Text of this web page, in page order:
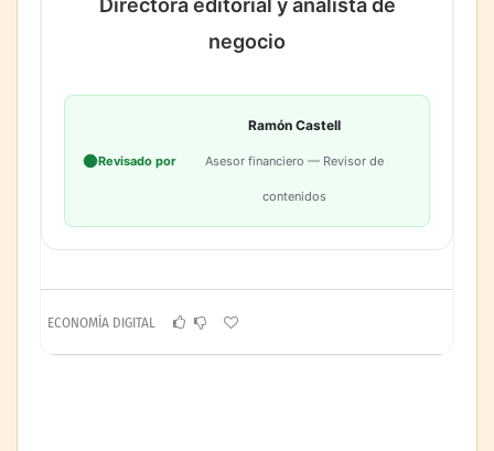
negocio
Revisado por
Ramón Castell
Asesor financiero — Revisor de
contenidos
ECONOMÍA DIGITAL